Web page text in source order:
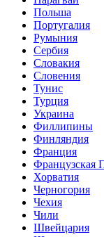
Польша
Португалия
Румыния
Сербия
Словакия
Словения
Тунис
Турция
Украина
Филлипины
Финляндия
Франция
Французская
Хорватия
Черногория
Чехия
Чили
Швейцария